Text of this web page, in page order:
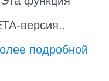
версия..
подробной